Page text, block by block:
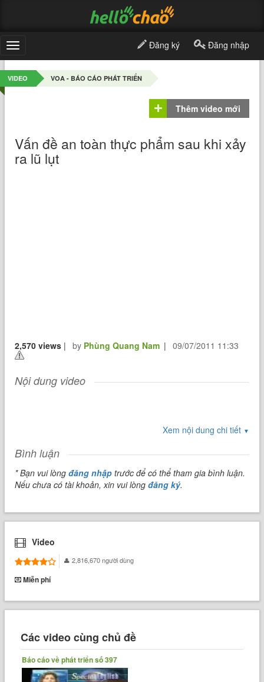
Toggle
navigation
Đăng ký Đăng nhập
VIDEO VOA - BÁO CÁO PHÁT TRIỂN
Thêm video mới
Vấn đề an toàn thực phẩm sau khi xảy
ra lũ lụt
2,570 views | by Phùng Quang Nam | 09/07/2011 11:33
Nội dung video
Xem nội dung chi tiết ▼
Bình luận
* Bạn vui lòngđăng nhập trước để có thể tham gia bình luận.
Nếu chưa có tài khoản, xin vui lòngđăng ký.
Video
2,816,670 người dùng
Miễn phí
Các video cùng chủ đề
Báo cáo về phát triển số 397